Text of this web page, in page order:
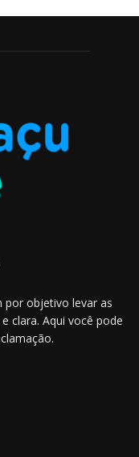
por objetivo levar as
clara. Aqui você pode